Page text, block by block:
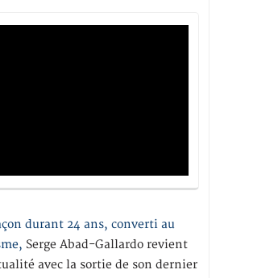
durant 24 ans, converti au
Serge Abad-Gallardo revient
avec la sortie de son dernier